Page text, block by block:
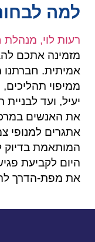
למה
רעות לוי,
מזמינה אתכם
אמיתית. חברתנו
ממיפוי
יעיל, ועד
את האנשים
אתגרים למנופי
המותאמת בדיוק
היום לקביעת
את מפת-הדרך